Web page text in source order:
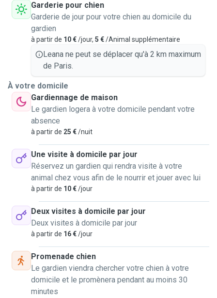
Garderie pour chien
Garderie de jour pour votre chien au domicile du
gardien
à partir de 10 €/jour, 5 €/Animal supplémentaire
Leana ne peut se déplacer qu'à 2 km maximum
de Paris.
À votre domicile
Gardiennage de maison
Le gardien logera à votre domicile pendant votre
absence
à partir de 25 €/nuit
Une visite à domicile par jour
Réservez un gardien qui rendra visite à votre
animal chez vous afin de le nourrir et jouer avec lui
à partir de 10 €/jour
Deux visites à domicile par jour
Deux visites à domicile par jour
à partir de 16 €/jour
Promenade chien
Le gardien viendra chercher votre chien à votre
domicile et le promènera pendant au moins 30
minutes